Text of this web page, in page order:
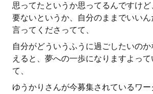
思ってたというか思ってるんですけ
要ないというか、自分のままでいい
言ってくださってて、
自分がどういうふうに過ごしたいの
えると、夢への一歩になりますよっ
て、
ゆうかりさんが今募集されているワ